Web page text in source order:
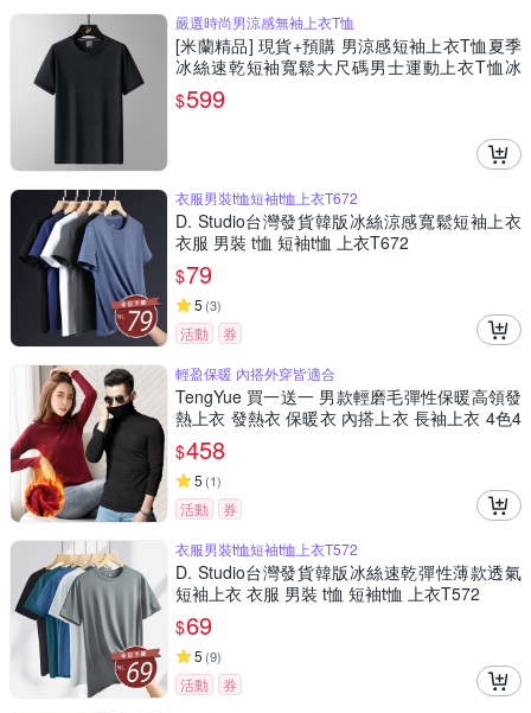
嚴選時尚男涼感無袖上衣T恤
[米蘭精品] 現貨+預購 男涼感短袖上衣T恤夏季
冰絲速乾短袖寬鬆大尺碼男士運動上衣T恤冰
感-男裝7色74lg1
$599
衣服男裝t恤短袖t恤上衣T672
D. Studio台灣發貨韓版冰絲涼感寬鬆短袖上衣
衣服 男裝 t恤 短袖t恤 上衣T672
$79
5 (3)
活動
券
輕盈保暖 內搭外穿皆適合
TengYue 買一送一 男款輕磨毛彈性保暖高領發
熱上衣 發熱衣 保暖衣 內搭上衣 長袖上衣 4色4
尺寸
$458
5 (1)
活動
券
衣服男裝t恤短袖t恤上衣T572
D. Studio台灣發貨韓版冰絲速乾彈性薄款透氣
短袖上衣 衣服 男裝 t恤 短袖t恤 上衣T572
$69
5 (9)
活動
券